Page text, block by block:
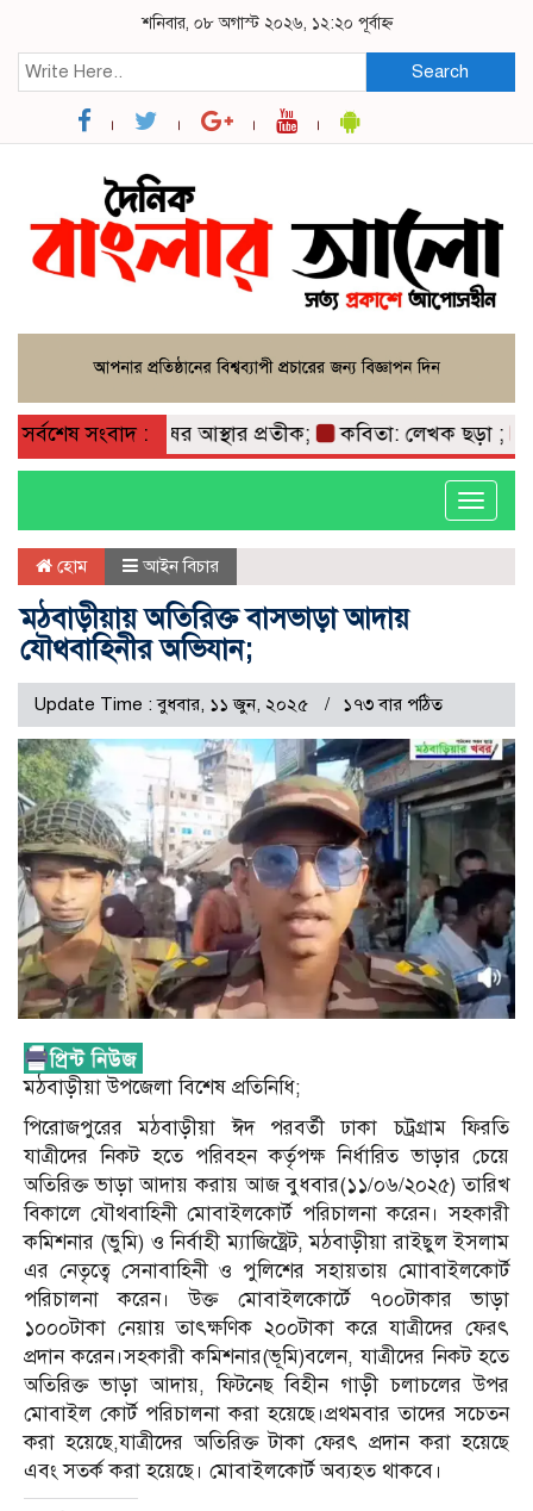
শনিবার, ০৮ অগাস্ট ২০২৬, ১২:২০ পূর্বাহ্ন
Search
সর্বশেষ সংবাদ :
মাটি ও মানুষের আস্থার প্রতীক; কবিতা: লেখক ছড়া ;
Toggle
হোম আইন বিচার
মঠবাড়ীয়ায় অতিরিক্ত বাসভাড়া আদায়
যৌথবাহিনীর অভিযান;
Update Time : বুধবার, ১১ জুন, ২০২৫ ১৭৩ বার পঠিত
মঠবাড়ীয়া উপজেলা বিশেষ প্রতিনিধি;
পিরোজপুরের মঠবাড়ীয়া ঈদ পরবর্তী ঢাকা চট্রগ্রাম ফিরতি
যাত্রীদের নিকট হতে পরিবহন কর্তৃপক্ষ নির্ধারিত ভাড়ার চেয়ে
অতিরিক্ত ভাড়া আদায় করায় আজ বুধবার(১১/০৬/২০২৫) তারিখ
বিকালে যৌথবাহিনী মোবাইলকোর্ট পরিচালনা করেন। সহকারী
কমিশনার (ভুমি) ও নির্বাহী ম্যাজিষ্ট্রেট, মঠবাড়ীয়া রাইছুল ইসলাম
এর নেতৃত্বে সেনাবাহিনী ও পুলিশের সহায়তায় মোাবাইলকোর্ট
পরিচালনা করেন। উক্ত মোবাইলকোর্টে ৭০০টাকার ভাড়া
১০০০টাকা নেয়ায় তাৎক্ষণিক ২০০টাকা করে যাত্রীদের ফেরৎ
প্রদান করেন।সহকারী কমিশনার(ভূমি)বলেন, যাত্রীদের নিকট হতে
অতিরিক্ত ভাড়া আদায়, ফিটনেছ বিহীন গাড়ী চলাচলের উপর
মোবাইল কোর্ট পরিচালনা করা হয়েছে।প্রথমবার তাদের সচেতন
করা হয়েছে,যাত্রীদের অতিরিক্ত টাকা ফেরৎ প্রদান করা হয়েছে
এবং সতর্ক করা হয়েছে। মোবাইলকোর্ট অব্যহত থাকবে।